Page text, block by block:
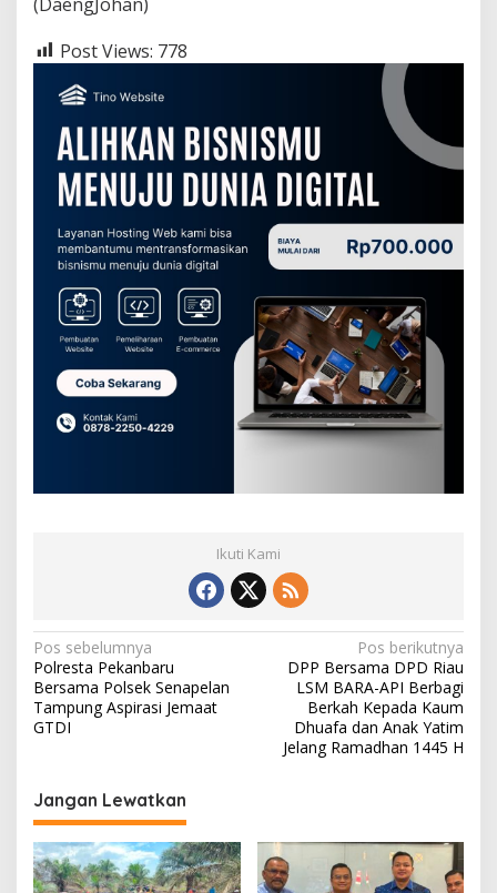
Post Views: 778
Ikuti Kami
N
a
v
a
s
i
Pos sebelumnya
Polresta Pekanbaru
Bersama Polsek Senapelan
Tampung Aspirasi Jemaat
GTDI
Pos berikutnya
DPP Bersama DPD Riau
LSM BARA-API Berbagi
Berkah Kepada Kaum
Dhuafa dan Anak Yatim
Jelang Ramadhan 1445 H
Jangan Lewatkan